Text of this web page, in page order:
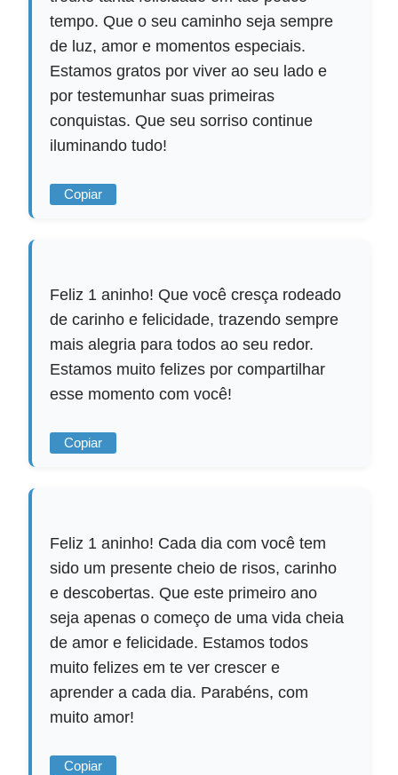
tempo. Que o seu caminho seja sempre
de luz, amor e momentos especiais.
Estamos gratos por viver ao seu lado e
por testemunhar suas primeiras
conquistas. Que seu sorriso continue
iluminando tudo!
Copiar
Feliz 1 aninho! Que você cresça rodeado
de carinho e felicidade, trazendo sempre
mais alegria para todos ao seu redor.
Estamos muito felizes por compartilhar
esse momento com você!
Copiar
Feliz 1 aninho! Cada dia com você tem
sido um presente cheio de risos, carinho
e descobertas. Que este primeiro ano
seja apenas o começo de uma vida cheia
de amor e felicidade. Estamos todos
muito felizes em te ver crescer e
aprender a cada dia. Parabéns, com
muito amor!
Copiar